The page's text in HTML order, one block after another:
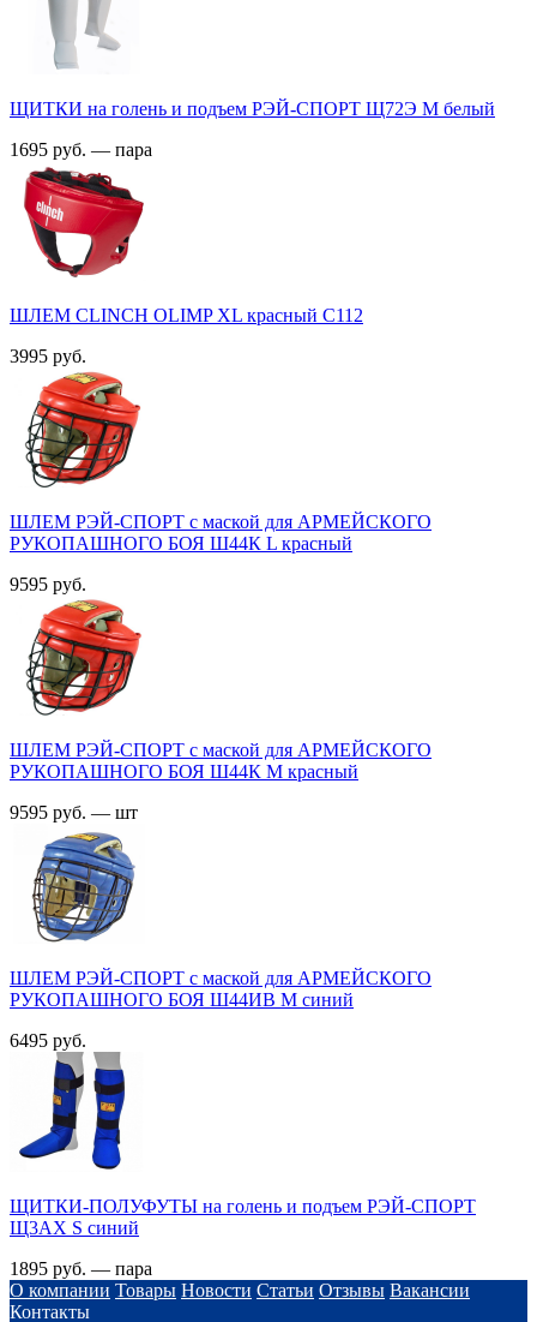
ЩИТКИ на голень и подъем РЭЙ-СПОРТ Щ72Э M белый
1695 руб. — пара
ШЛЕМ CLINCH OLIMP XL красный С112
3995 руб.
ШЛЕМ РЭЙ-СПОРТ с маской для АРМЕЙСКОГО
РУКОПАШНОГО БОЯ Ш44К L красный
9595 руб.
ШЛЕМ РЭЙ-СПОРТ с маской для АРМЕЙСКОГО
РУКОПАШНОГО БОЯ Ш44К M красный
9595 руб. — шт
ШЛЕМ РЭЙ-СПОРТ с маской для АРМЕЙСКОГО
РУКОПАШНОГО БОЯ Ш44ИВ M синий
6495 руб.
ЩИТКИ-ПОЛУФУТЫ на голень и подъем РЭЙ-СПОРТ
Щ3АХ S синий
1895 руб. — пара
О компании Товары Новости Статьи Отзывы Вакансии
Контакты